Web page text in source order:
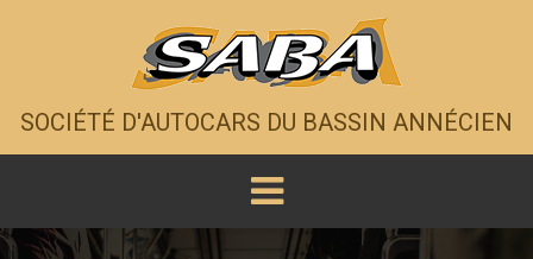
SOCIÉTÉ D'AUTOCARS DU BASSIN ANNÉCIEN